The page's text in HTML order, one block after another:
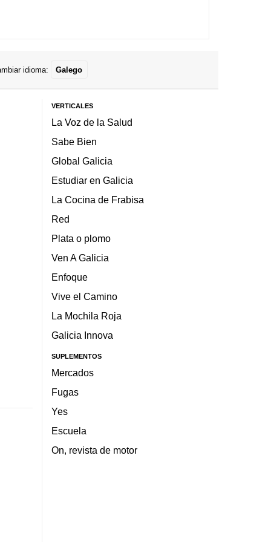
idioma: Galego
VERTICALES
La Voz de la Salud
Sabe Bien
Global Galicia
Estudiar en Galicia
La Cocina de Frabisa
Red
Plata o plomo
Ven A Galicia
Enfoque
Vive el Camino
La Mochila Roja
Galicia Innova
SUPLEMENTOS
Mercados
Fugas
Yes
Escuela
On, revista de motor